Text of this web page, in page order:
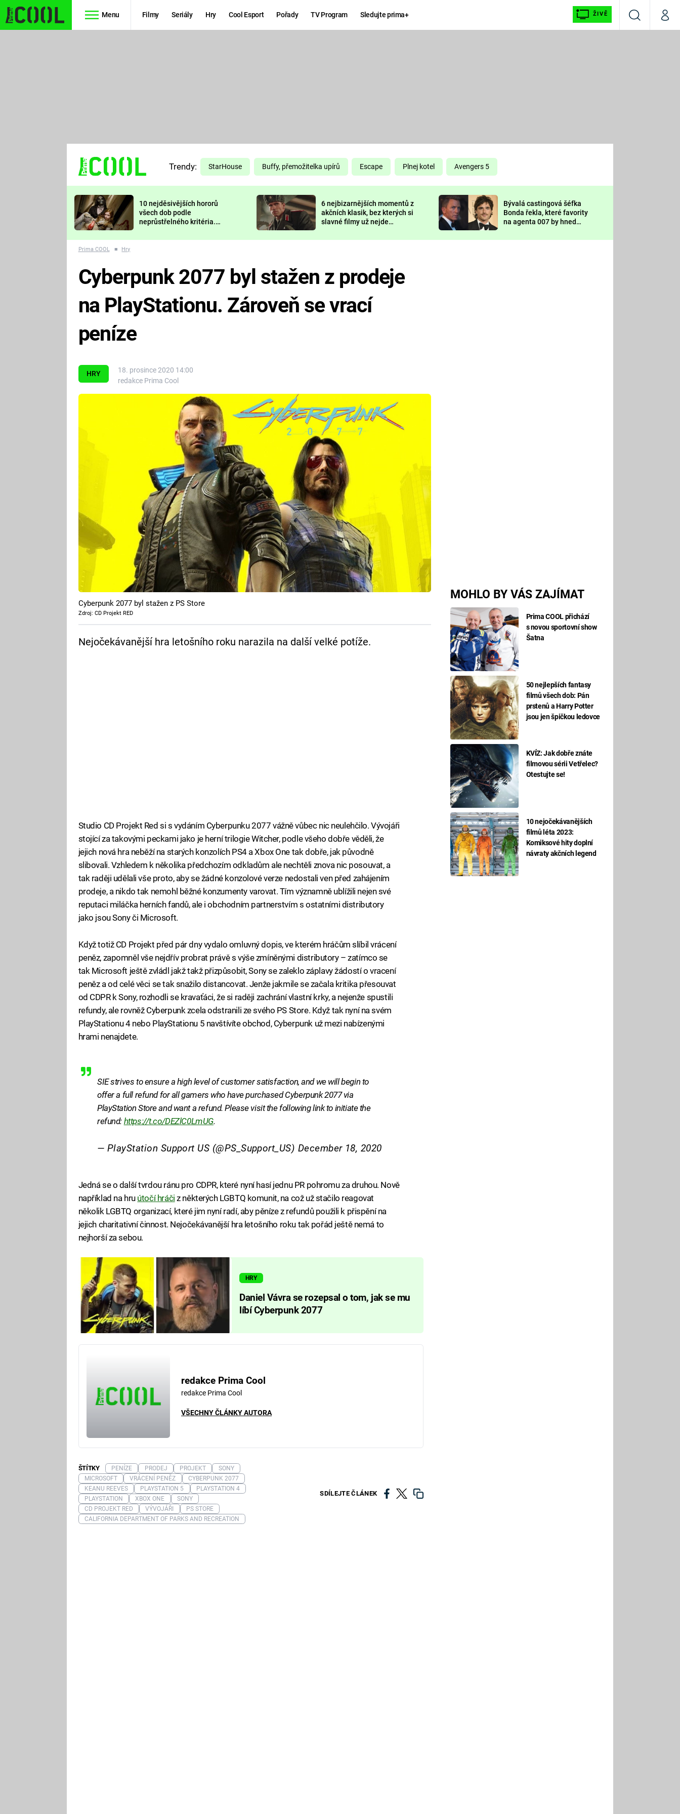
Menu Filmy Seriály Hry Cool Esport Pořady TV Program Sledujte prima+ ŽIVĚ
VyhledáváníMůj
TŘESKU
FUTURAMA
PREDÁTOR
DELIVERANCE
KOMEDIE
CHUCK
NORRIS
DEADPOOL
Prima LAJK
Sledujte nás
Trendy: StarHouse Buffy, přemožitelka upírů Escape Plnej kotel Avengers 5
10 nejděsivějších hororů
všech dob podle
neprůstřelného kritéria.
nejvíc zvednou tep?
6 nejbizarnějších momentů z
akčních klasik, bez kterých si
slavné filmy už nejde
Bývalá castingová šéfka
Bonda řekla, které favority
na agenta 007 by hned
Prima COOL ■ Hry
HRY
18. prosince 2020 14:00
redakce Prima Cool
MOHLO BY VÁS ZAJÍMAT
Prima COOL přichází
s novou sportovní show
Šatna
50 nejlepších fantasy
filmů všech dob: Pán
prstenů a Harry Potter
jsou jen špičkou ledovce
KVÍZ: Jak dobře znáte
filmovou sérii Vetřelec?
Otestujte se!
10 nejočekávanějších
filmů léta 2023:
Komiksové hity doplní
návraty akčních legend
Cyberpunk 2077 byl stažen z prodeje
na PlayStationu. Zároveň se vrací
peníze
Cyberpunk 2077 byl stažen z PS Store
Zdroj: CD Projekt RED
Nejočekávanější hra letošního roku narazila na další velké potíže.
Studio CD Projekt Red si s vydáním Cyberpunku 2077 vážně vůbec nic neulehčilo. Vývojáři
stojící za takovými peckami jako je herní trilogie Witcher, podle všeho dobře věděli, že
jejich nová hra neběží na starých konzolích PS4 a Xbox One tak dobře, jak původně
slibovali. Vzhledem k několika předchozím odkladům ale nechtěli znova nic posouvat, a
tak raději udělali vše proto, aby se žádné konzolové verze nedostali ven před zahájením
prodeje, a nikdo tak nemohl běžné konzumenty varovat. Tím významně ublížili nejen své
reputaci miláčka herních fandů, ale i obchodním partnerstvím s ostatními distributory
jako jsou Sony či Microsoft.
Když totiž CD Projekt před pár dny vydalo omluvný dopis, ve kterém hráčům slíbil vrácení
peněz, zapomněl vše nejdřív probrat právě s výše zmíněnými distributory – zatímco se
tak Microsoft ještě zvládl jakž takž přizpůsobit, Sony se zaleklo záplavy žádostí o vracení
peněz a od celé věci se tak snažilo distancovat. Jenže jakmile se začala kritika přesouvat
od CDPR k Sony, rozhodli se kravaťáci, že si raději zachrání vlastní krky, a nejenže spustili
refundy, ale rovněž Cyberpunk zcela odstranili ze svého PS Store. Když tak nyní na svém
PlayStationu 4 nebo PlayStationu 5 navštívíte obchod, Cyberpunk už mezi nabízenými
hrami nenajdete.
SIE strives to ensure a high level of customer satisfaction, and we will begin to
offer a full refund for all gamers who have purchased Cyberpunk 2077 via
PlayStation Store and want a refund. Please visit the following link to initiate the
refund: https://t.co/DEZlC0LmUG.
— PlayStation Support US (@PS_Support_US) December 18, 2020
Jedná se o další tvrdou ránu pro CDPR, které nyní hasí jednu PR pohromu za druhou. Nově
například na hru útočí hráči z některých LGBTQ komunit, na což už stačilo reagovat
několik LGBTQ organizací, které jim nyní radí, aby pěníze z refundů použili k přispění na
jejich charitativní činnost. Nejočekávanější hra letošního roku tak pořád ještě nemá to
nejhorší za sebou.
HRY
Daniel Vávra se rozepsal o tom, jak se mu
líbí Cyberpunk 2077
redakce Prima Cool
redakce Prima Cool
VŠECHNY ČLÁNKY AUTORA
SDÍLEJTE ČLÁNEK
ŠTÍTKY PENÍZE PRODEJ PROJEKT
SONY
MICROSOFT
VRÁCENÍ PENĚZ
CYBERPUNK 2077
KEANU REEVES
PLAYSTATION 5
PLAYSTATION 4
PLAYSTATION
XBOX ONE
SONY
CD PROJEKT RED
VÝVOJÁŘI
PS STORE
CALIFORNIA DEPARTMENT OF PARKS AND RECREATION